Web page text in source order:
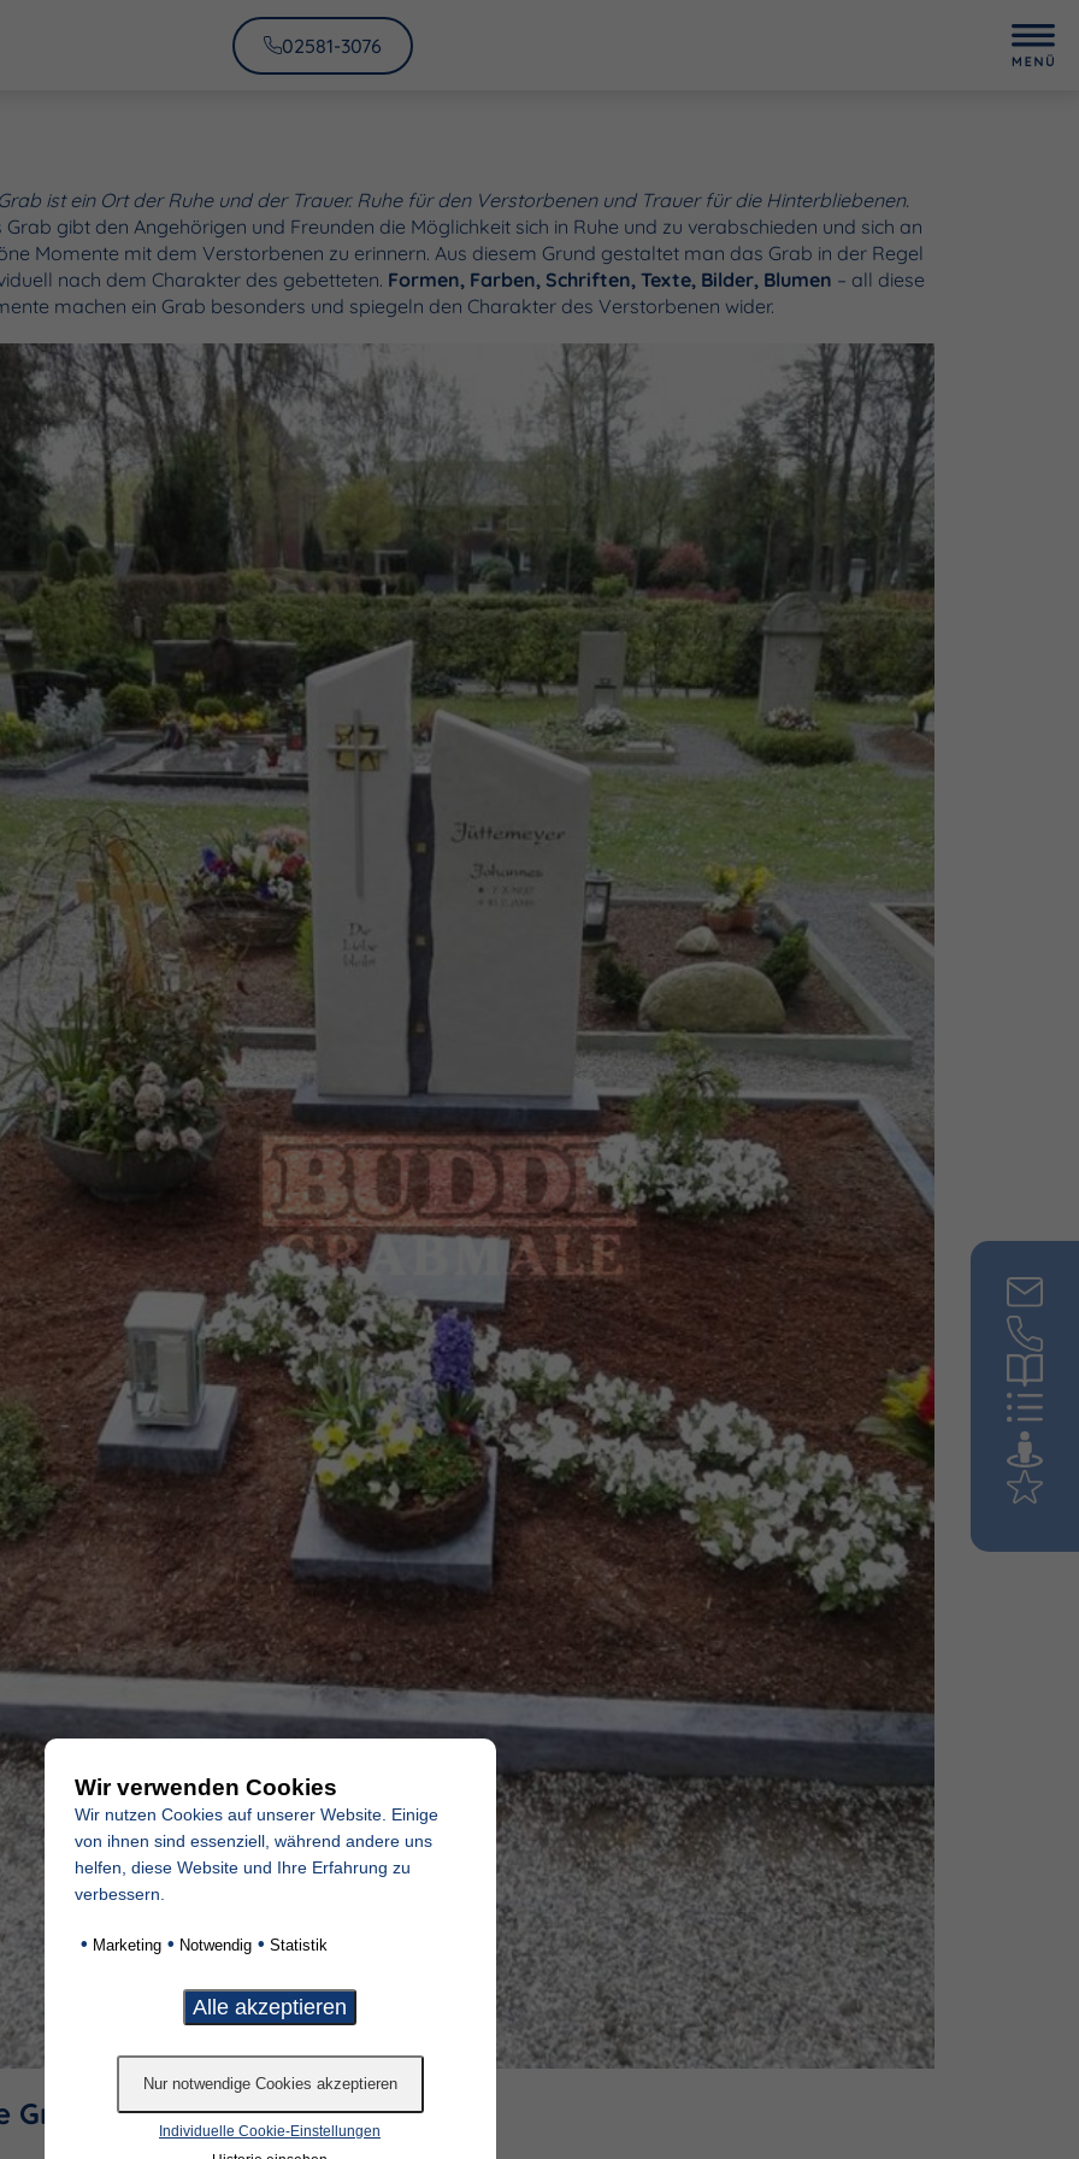
02581-3076
ist ein Ort der Ruhe und der Trauer. Ruhe für den Verstorbenen und Trauer für die Hinterbliebenen.
Grab gibt den Angehörigen und Freunden die Möglichkeit sich in Ruhe und zu verabschieden und sich an
Momente mit dem Verstorbenen zu erinnern. Aus diesem Grund gestaltet man das Grab in der Regel
nach dem Charakter des gebetteten. Formen, Farben, Schriften, Texte, Bilder, Blumen – all diese
machen ein Grab besonders und spiegeln den Charakter des Verstorbenen wider.
Grabgestaltung
Wir verwenden Cookies
Wir nutzen Cookies auf unserer Website. Einige
von ihnen sind essenziell, während andere uns
helfen, diese Website und Ihre Erfahrung zu
verbessern.
• Marketing • Notwendig • Statistik
Individuelle Cookie-Einstellungen